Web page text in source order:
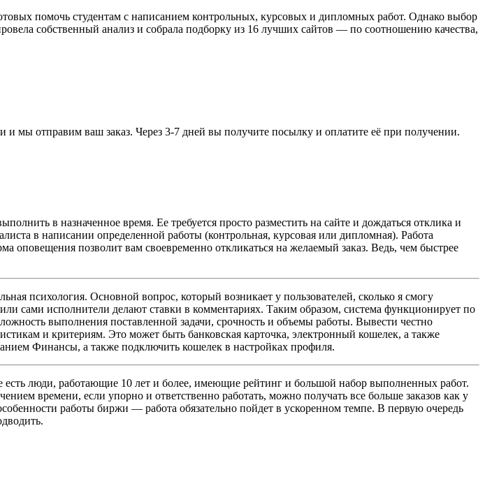
помочь студентам с написанием контрольных, курсовых и дипломных работ. Однако выбор
собственный анализ и собрала подборку из 16 лучших сайтов — по соотношению качества,
и мы отправим ваш заказ. Через 3-7 дней вы получите посылку и оплатите её при получении.
в назначенное время. Ее требуется просто разместить на сайте и дождаться отклика и
в написании определенной работы (контрольная, курсовая или дипломная). Работа
оповещения позволит вам своевременно откликаться на желаемый заказ. Ведь, чем быстрее
психология. Основной вопрос, который возникает у пользователей, сколько я смогу
сами исполнители делают ставки в комментариях. Таким образом, система функционирует по
выполнения поставленной задачи, срочность и объемы работы. Вывести честно
и критериям. Это может быть банковская карточка, электронный кошелек, а также
Финансы, а также подключить кошелек в настройках профиля.
есть люди, работающие 10 лет и более, имеющие рейтинг и большой набор выполненных работ.
времени, если упорно и ответственно работать, можно получать все больше заказов как у
работы биржи — работа обязательно пойдет в ускоренном темпе. В первую очередь